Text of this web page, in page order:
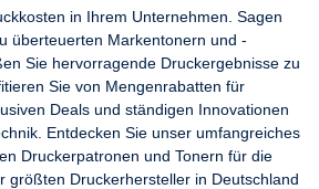
in Ihrem Unternehmen. Sagen
überteuerten Markentonern und -
Sie hervorragende Druckergebnisse zu
Sie von Mengenrabatten für
Deals und ständigen Innovationen
Entdecken Sie unser umfangreiches
Druckerpatronen und Tonern für die
größten Druckerhersteller in Deutschland